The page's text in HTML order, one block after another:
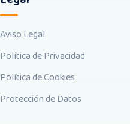
Aviso Legal
Política de Privacidad
Política de Cookies
Protección de Datos